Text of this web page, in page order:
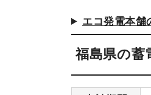
エコ発電本舗
福島県の蓄